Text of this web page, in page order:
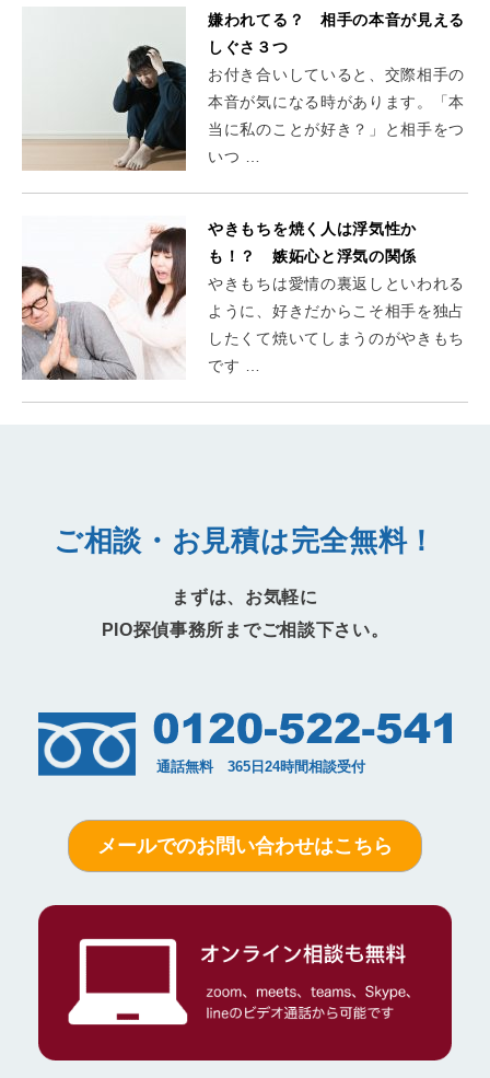
嫌われてる？ 相手の本音が見える
しぐさ３つ
お付き合いしていると、交際相手の
本音が気になる時があります。「本
当に私のことが好き？」と相手をつ
いつ …
やきもちを焼く人は浮気性か
も！？ 嫉妬心と浮気の関係
やきもちは愛情の裏返しといわれる
ように、好きだからこそ相手を独占
したくて焼いてしまうのがやきもち
です …
ご相談・お見積は完全無料！
まずは、お気軽に
PIO探偵事務所までご相談下さい。
メールでのお問い合わせはこちら